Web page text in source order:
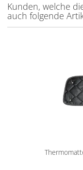
Kunden, welche
auch folgende